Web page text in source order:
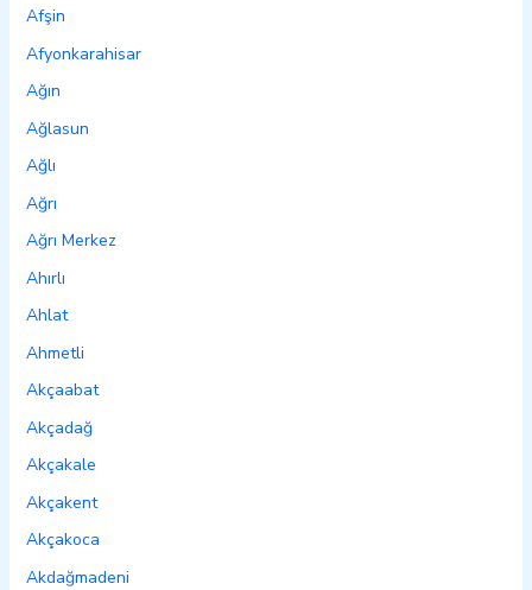
Afşin
Afyonkarahisar
Ağın
Ağlasun
Ağlı
Ağrı
Ağrı Merkez
Ahırlı
Ahlat
Ahmetli
Akçaabat
Akçadağ
Akçakale
Akçakent
Akçakoca
Akdağmadeni